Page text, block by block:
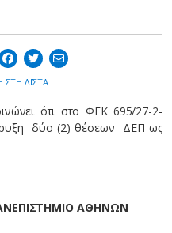
ΣΤΗ ΛΙΣΤΑ
ότι στο ΦEK 695/27-2-
δύο (2) θέσεων ΔΕΠ ως
ΑΘΗΝΩΝ